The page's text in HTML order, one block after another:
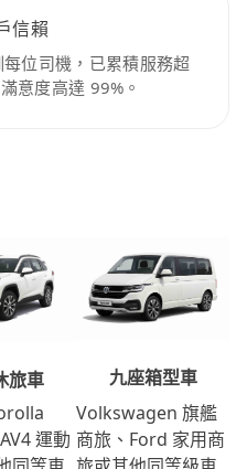
信賴
位司機，已累積服務超
意度高達 99%。
旅車
運動
九座箱型車
Volkswagen 旗艦
商旅、Ford 家用商